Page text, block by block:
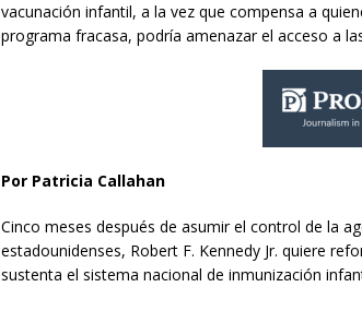
vacunación infantil, a la vez que compensa a
programa fracasa, podría amenazar el acceso a
Por Patricia Callahan
Cinco meses después de asumir el control de la
estadounidenses, Robert F. Kennedy Jr. quiere
sustenta el sistema nacional de inmunización